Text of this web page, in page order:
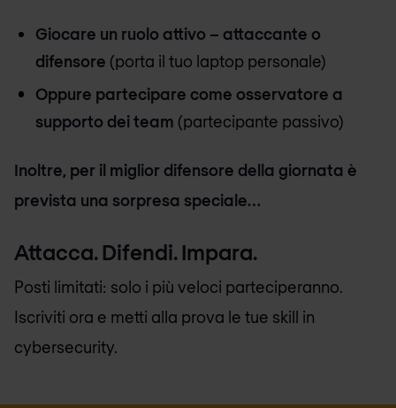
Giocare un ruolo attivo – attaccante o
difensore (porta il tuo laptop personale)
Oppure partecipare come osservatore a
supporto dei team (partecipante passivo)
Inoltre, per il miglior difensore della giornata è
prevista una sorpresa speciale…
Attacca. Difendi. Impara.
Posti limitati: solo i più veloci parteciperanno.
Iscriviti ora e metti alla prova le tue skill in
cybersecurity.